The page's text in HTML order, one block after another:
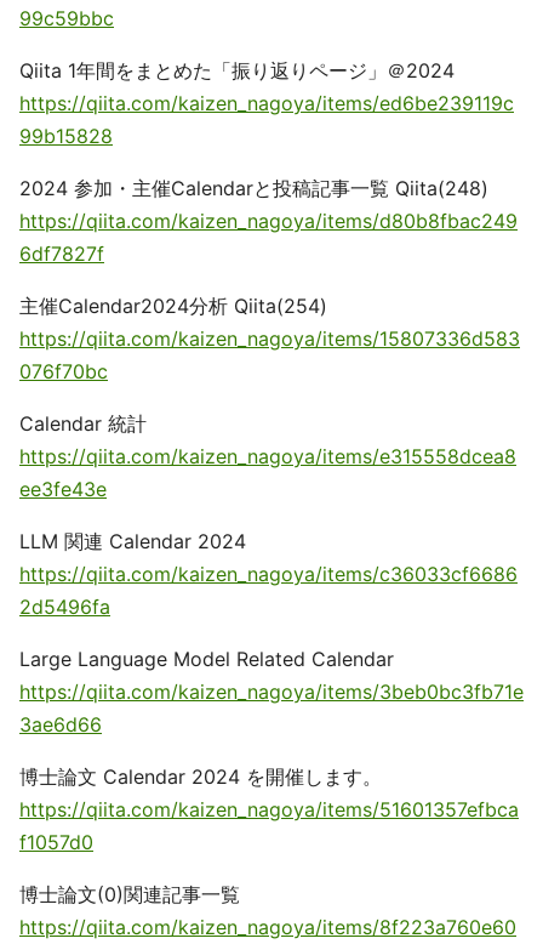
99c59bbc
Qiita 1年間をまとめた「振り返りページ」＠2024
https://qiita.com/kaizen_nagoya/items/ed6be239119c
99b15828
2024 参加・主催Calendarと投稿記事一覧 Qiita(248)
https://qiita.com/kaizen_nagoya/items/d80b8fbac249
6df7827f
主催Calendar2024分析 Qiita(254)
https://qiita.com/kaizen_nagoya/items/15807336d583
076f70bc
Calendar 統計
https://qiita.com/kaizen_nagoya/items/e315558dcea8
ee3fe43e
LLM 関連 Calendar 2024
https://qiita.com/kaizen_nagoya/items/c36033cf6686
2d5496fa
Large Language Model Related Calendar
https://qiita.com/kaizen_nagoya/items/3beb0bc3fb71e
3ae6d66
博士論文 Calendar 2024 を開催します。
https://qiita.com/kaizen_nagoya/items/51601357efbca
f1057d0
博士論文(0)関連記事一覧
https://qiita.com/kaizen_nagoya/items/8f223a760e60